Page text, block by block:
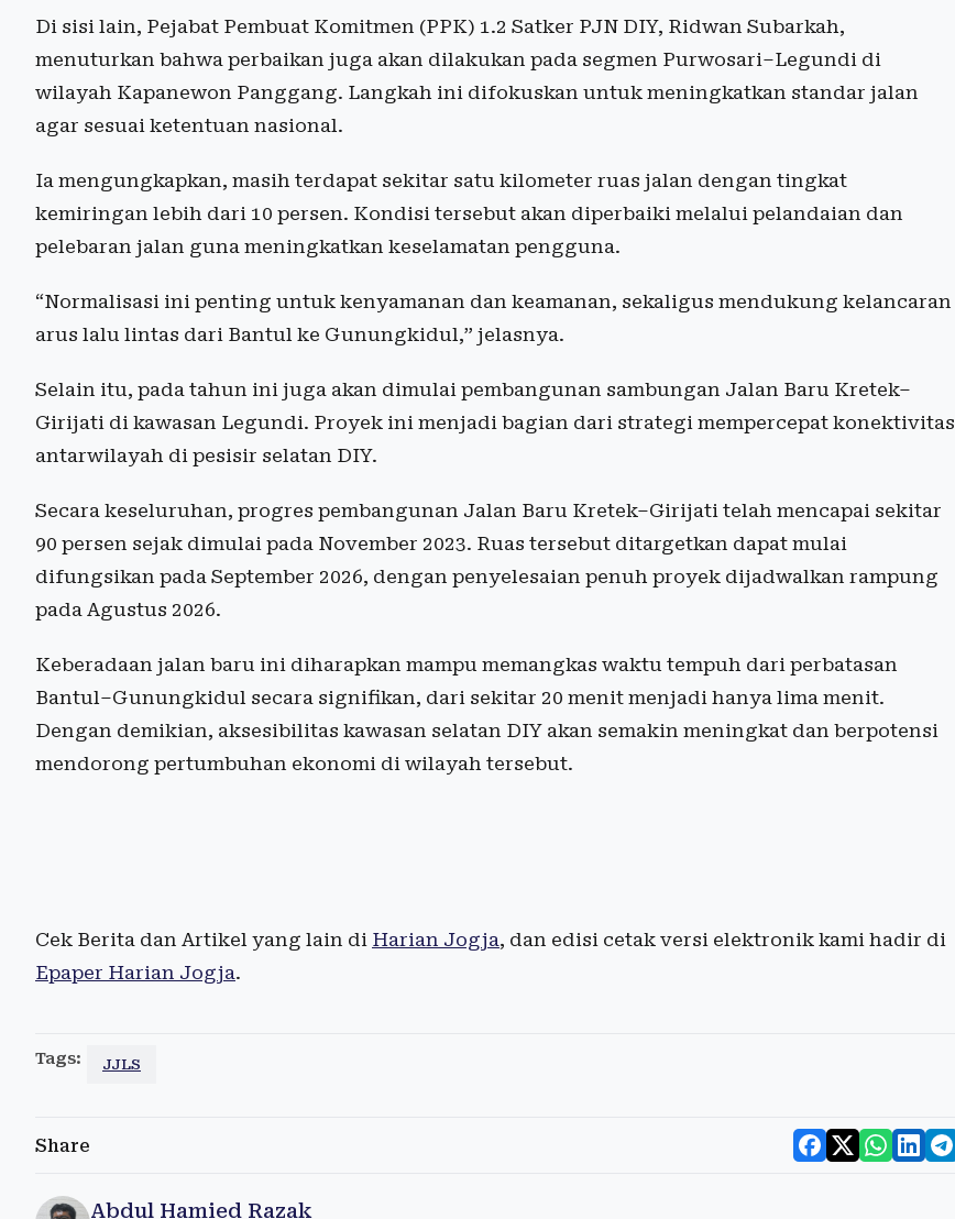
Di sisi lain, Pejabat Pembuat Komitmen (PPK) 1.2 Satker PJN DIY, Ridwan Subarkah,
menuturkan bahwa perbaikan juga akan dilakukan pada segmen Purwosari–Legundi di
wilayah Kapanewon Panggang. Langkah ini difokuskan untuk meningkatkan standar jalan
agar sesuai ketentuan nasional.
Ia mengungkapkan, masih terdapat sekitar satu kilometer ruas jalan dengan tingkat
kemiringan lebih dari 10 persen. Kondisi tersebut akan diperbaiki melalui pelandaian dan
pelebaran jalan guna meningkatkan keselamatan pengguna.
“Normalisasi ini penting untuk kenyamanan dan keamanan, sekaligus mendukung kelancaran
arus lalu lintas dari Bantul ke Gunungkidul,” jelasnya.
Selain itu, pada tahun ini juga akan dimulai pembangunan sambungan Jalan Baru Kretek–
Girijati di kawasan Legundi. Proyek ini menjadi bagian dari strategi mempercepat konektivitas
antarwilayah di pesisir selatan DIY.
Secara keseluruhan, progres pembangunan Jalan Baru Kretek–Girijati telah mencapai sekitar
90 persen sejak dimulai pada November 2023. Ruas tersebut ditargetkan dapat mulai
difungsikan pada September 2026, dengan penyelesaian penuh proyek dijadwalkan rampung
pada Agustus 2026.
Keberadaan jalan baru ini diharapkan mampu memangkas waktu tempuh dari perbatasan
Bantul–Gunungkidul secara signifikan, dari sekitar 20 menit menjadi hanya lima menit.
Dengan demikian, aksesibilitas kawasan selatan DIY akan semakin meningkat dan berpotensi
mendorong pertumbuhan ekonomi di wilayah tersebut.
Cek Berita dan Artikel yang lain di Harian Jogja, dan edisi cetak versi elektronik kami hadir di
Epaper Harian Jogja.
Tags: JJLS
Share
Abdul Hamied Razak